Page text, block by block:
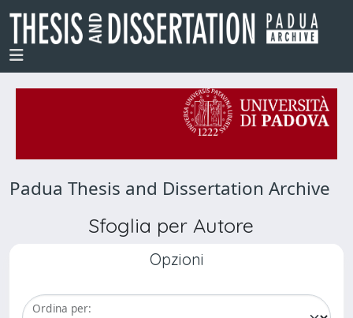
Padua Thesis and Dissertation Archive
Sfoglia per Autore
Opzioni
Ordina per: